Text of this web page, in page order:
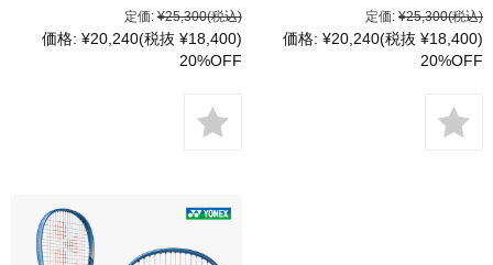
定価: ¥25,300(税込)
価格: ¥20,240(税抜 ¥18,400)
20%OFF
定価: ¥25,300(税込)
価格: ¥20,240(税抜 ¥18,400)
20%OFF